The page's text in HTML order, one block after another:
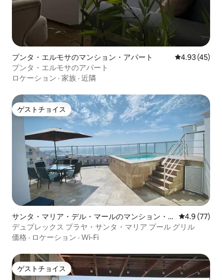
プンタ・エルモサのマンション・アパート レビュー45
4.93 (45)
プンタ・エルモサのアパート
ロケーション · 家族 · 近隣
ゲストチョイス
ゲストチョイス
サンタ・マリア・デル・マールのマンション・
アパート
レビュー77
4.9 (77)
デュプレックス プラヤ・サンタ・マリア プール グリル
価格 · ロケーション · Wi-Fi
ゲストチョイス
ゲストチョイス